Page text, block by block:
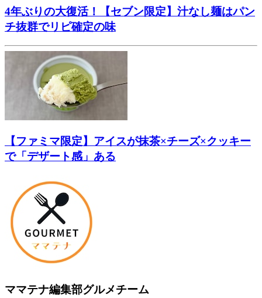
4年ぶりの大復活！【セブン限定】汁なし麺はパン
チ抜群でリピ確定の味
【ファミマ限定】アイスが抹茶×チーズ×クッキー
で「デザート感」ある
ママテナ編集部グルメチーム